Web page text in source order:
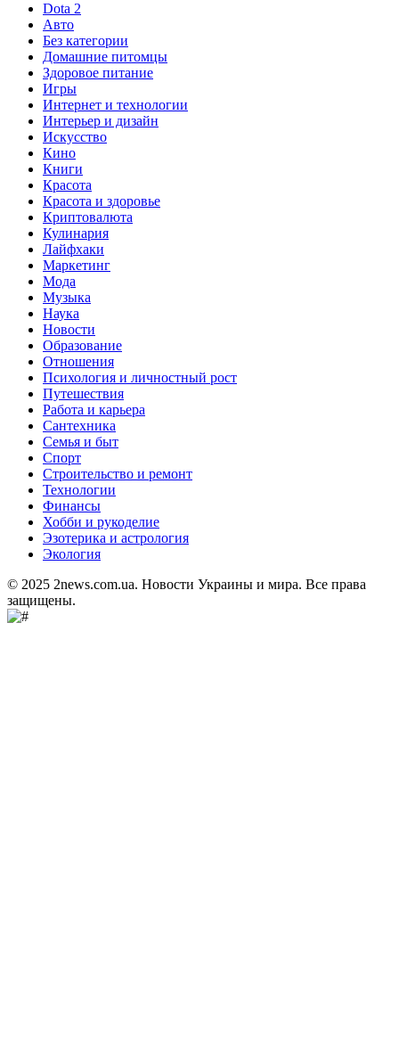
Dota 2
Авто
Без категории
Домашние питомцы
Здоровое питание
Игры
Интернет и технологии
Интерьер и дизайн
Искусство
Кино
Книги
Красота
Красота и здоровье
Криптовалюта
Кулинария
Лайфхаки
Маркетинг
Мода
Музыка
Наука
Новости
Образование
Отношения
Психология и личностный рост
Путешествия
Работа и карьера
Сантехника
Семья и быт
Спорт
Строительство и ремонт
Технологии
Финансы
Хобби и рукоделие
Эзотерика и астрология
Экология
© 2025 2news.com.ua. Новости Украины и мира. Все права
защищены.